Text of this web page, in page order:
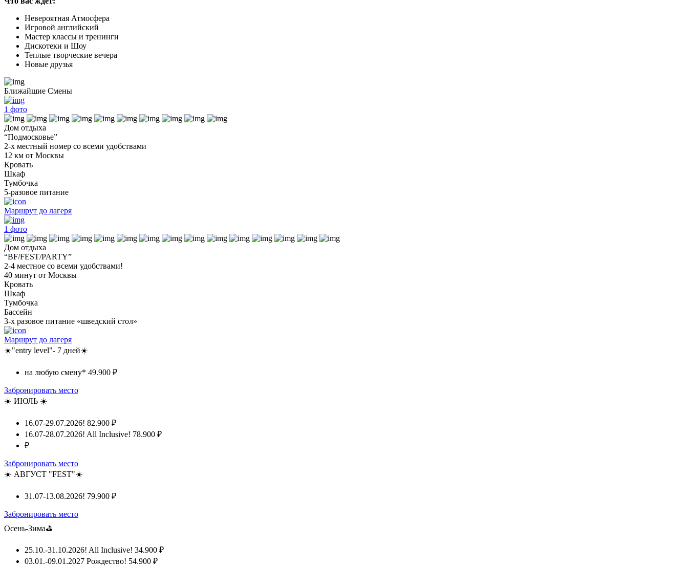
Невероятная Атмосфера
Игровой английский
Мастер классы и тренинги
Дискотеки и Шоу
Теплые творческие вечера
Новые друзья
Ближайшие Смены
1 фото
Дом отдыха
“Подмосковье”
2-х местный номер со всеми удобствами
12 км от Москвы
Кровать
Шкаф
Тумбочка
5-разовое питание
Маршрут до лагеря
1 фото
Дом отдыха
“BF/FEST/PARTY”
2-4 местное со всеми удобствами!
40 минут от Москвы
Кровать
Шкаф
Тумбочка
Бассейн
3-х разовое питание «шведский стол»
Маршрут до лагеря
☀️"entry level"- 7 дней☀️
на любую смену* 49.900 ₽
Забронировать место
☀️ ИЮЛЬ ☀️
16.07-29.07.2026! 82.900 ₽
16.07-28.07.2026! All Inclusive! 78.900 ₽
₽
Забронировать место
☀️ АВГУСТ "FEST"☀️
31.07-13.08.2026! 79.900 ₽
Забронировать место
Осень-Зима⛳
25.10.-31.10.2026! All Inclusive! 34.900 ₽
03.01.-09.01.2027 Рождество! 54.900 ₽